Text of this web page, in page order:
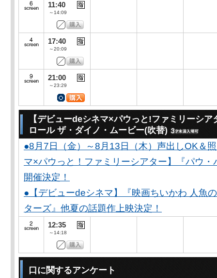
11:40
～14:09
17:40
～20:09
21:00
～23:29
【デビューdeシネマ×パウっと!ファミリーシア
ロール ザ・ダイノ・ムービー(吹替)
●8月7日（金）～8月13日（木）声出しOK＆
マ×パウっと！ファミリーシアター】『パウ
開催決定！
●【デビューdeシネマ】『映画ちいかわ 人魚
ターズ』他夏の話題作上映決定！
12:35
～14:18
口に関するアンケート